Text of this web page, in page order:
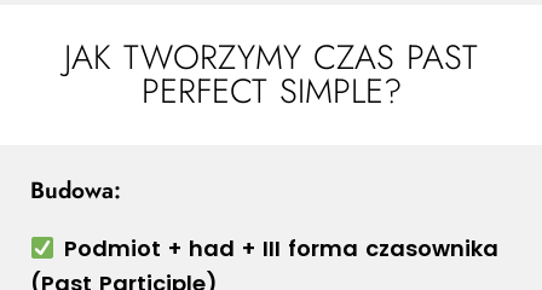
JAK TWORZYMY CZAS PAST
PERFECT SIMPLE?
Budowa:
Podmiot + had + III forma czasownika
(Past Participle)